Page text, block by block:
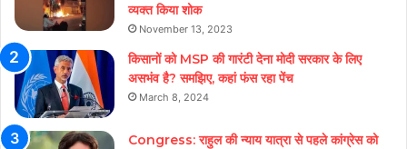
व्यक्त किया शोक
November 13, 2023
किसानों को MSP की गारंटी देना मोदी सरकार के लिए
असभंव है? समझिए, कहां फंस रहा पेंच
March 8, 2024
Congress: राहुल की न्याय यात्रा से पहले कांग्रेस को